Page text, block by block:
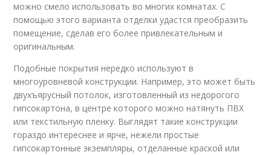
можно смело использовать во многих комнатах. С
помощью этого варианта отделки удастся преобразить
помещение, сделав его более привлекательным и
оригинальным.
Подобные покрытия нередко используют в
многоуровневой конструкции. Например, это может быть
двухъярусный потолок, изготовленный из недорогого
гипсокартона, в центре которого можно натянуть ПВХ
или текстильную пленку. Выглядят такие конструкции
гораздо интереснее и ярче, нежели простые
гипсокартонные экземпляры, отделанные краской или